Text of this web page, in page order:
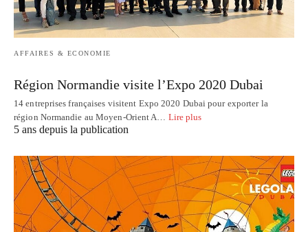
AFFAIRES & ECONOMIE
Région Normandie visite l’Expo 2020 Dubai
14 entreprises françaises visitent Expo 2020 Dubai pour exporter la
région Normandie au Moyen-Orient A… Lire plus
5 ans depuis la publication